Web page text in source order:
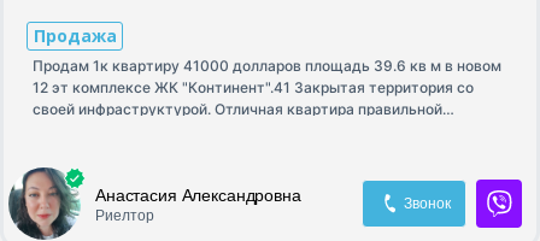
Продажа
Продам 1к квартиру 41000 долларов площадь 39.6 кв м в новом
12 эт комплексе ЖК "Континент".41 Закрытая территория со
своей инфраструктурой. Отличная квартира правильной
дверь, металлопластиковые окна с трехкамерным профилем и
энергосберегающим покрытием. Стены утеплены минеральной
ватой.
Анастасия Александровна
Риелтор
Звонок